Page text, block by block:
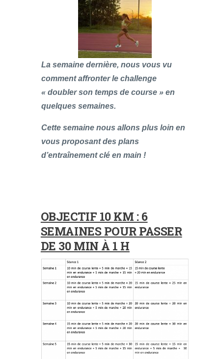
La semaine dernière, nous vous vu
comment affronter le challenge
« doubler son temps de course » en
quelques semaines.
Cette semaine nous allons plus loin en
vous proposant des plans
d’entraînement clé en main !
OBJECTIF 10 KM : 6
SEMAINES POUR PASSER
DE 30 MIN À 1 H